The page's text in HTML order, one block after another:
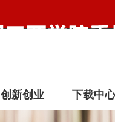
创新创业 下载中心